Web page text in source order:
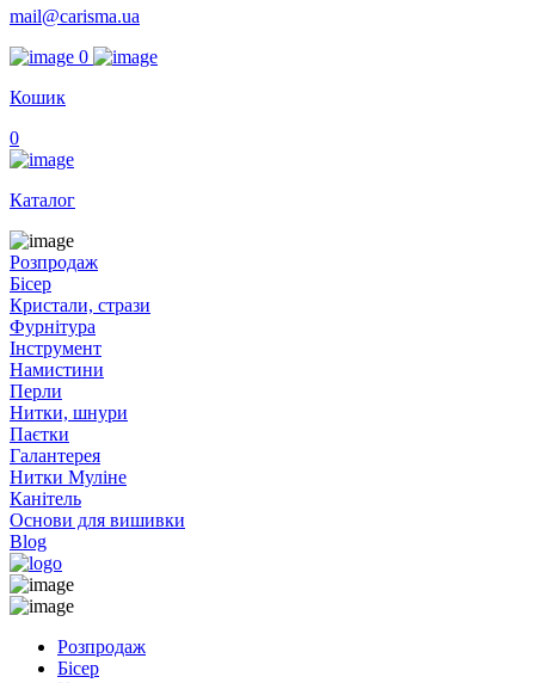
mail@carisma.ua
0
Кошик
0
Каталог
Розпродаж
Бісер
Кристали, стрази
Фурнітура
Інструмент
Намистини
Перли
Нитки, шнури
Паєтки
Галантерея
Нитки Муліне
Канітель
Основи для вишивки
Blog
Розпродаж
Бісер